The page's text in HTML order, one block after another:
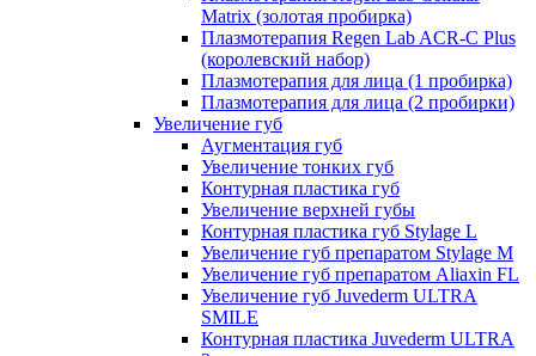
Matrix (золотая пробирка)
Плазмотерапия Regen Lab ACR-C Plus
(королевский набор)
Плазмотерапия для лица (1 пробирка)
Плазмотерапия для лица (2 пробирки)
Увеличение губ
Аугментация губ
Увеличение тонких губ
Контурная пластика губ
Увеличение верхней губы
Контурная пластика губ Stylage L
Увеличение губ препаратом Stylage M
Увеличение губ препаратом Aliaxin FL
Увеличение губ Juvederm ULTRA
SMILE
Контурная пластика Juvederm ULTRA